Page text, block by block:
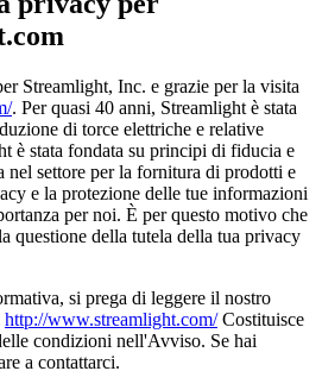
Streamlight, Inc. e grazie per la visita
. Per quasi 40 anni, Streamlight è stata
di torce elettriche e relative
è stata fondata su principi di fiducia e
nel settore per la fornitura di prodotti e
e la protezione delle tue informazioni
per noi. È per questo motivo che
questione della tutela della tua privacy
si prega di leggere il nostro
http://www.streamlight.com/Costituisce
condizioni nell'Avviso. Se hai
a contattarci.